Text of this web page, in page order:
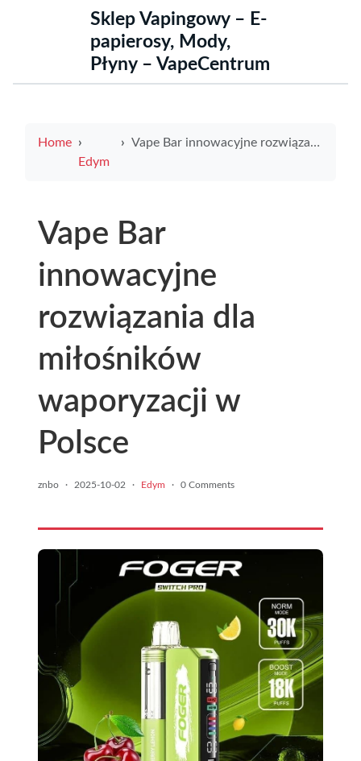
Sklep Vapingowy – E-
papierosy, Mody,
Płyny – VapeCentrum
Home
Edym
Vape Bar innowacyjne rozwiązania dla miłośników waporyzacji w Polsce
Vape Bar
innowacyjne
rozwiązania dla
miłośników
waporyzacji w
Polsce
znbo · 2025-10-02 · Edym · 0 Comments